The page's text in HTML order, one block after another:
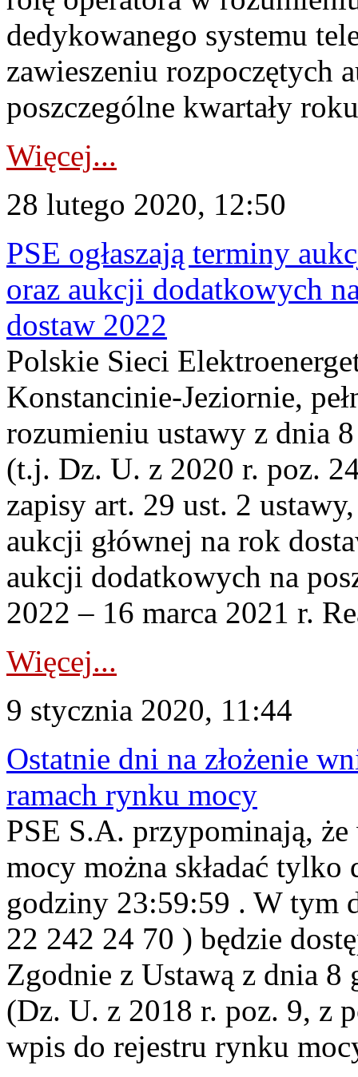
dedykowanego systemu
zawieszeniu rozpoczętych
poszczególne kwartały
Więcej...
28 lutego 2020, 12:50
PSE ogłaszają terminy
oraz aukcji dodatkowych
dostaw 2022
Polskie Sieci
Konstancinie-Jeziornie,
rozumieniu ustawy z dnia
(t.j. Dz. U. z 2020 r. poz.
zapisy art. 29 ust. 2
aukcji głównej na rok
aukcji dodatkowych na
2022 – 16 marca 2021 r.
Więcej...
9 stycznia 2020, 11:44
Ostatnie dni na złożenie
ramach rynku mocy
PSE S.A. przypominają,
mocy można składać
godziny 23:59:59 . W
22 242 24 70 ) będzie
Zgodnie z Ustawą z dnia
(Dz. U. z 2018 r. poz. 9, z
wpis do rejestru rynku